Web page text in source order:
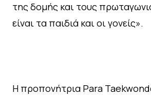
της δομής και τους
είναι τα παιδιά και οι γονείς».
Η προπονήτρια Para